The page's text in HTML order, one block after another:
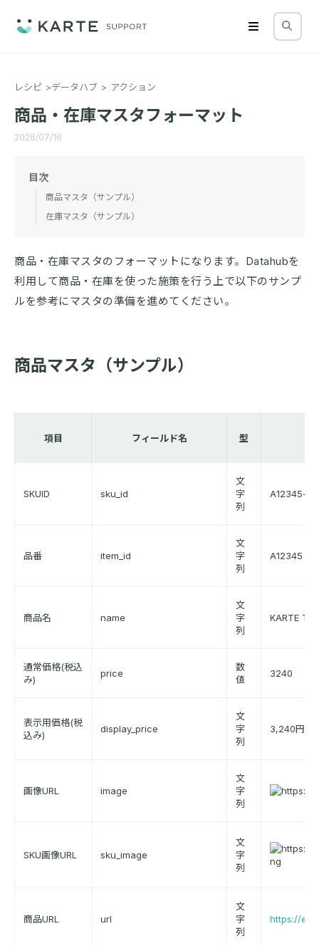
レシピ データハブ アクション
商品・在庫マスタフォーマット
2026/07/16
商品・在庫マスタのフォーマットになります。Datahubを
利用して商品・在庫を使った施策を行う上で以下のサンプ
ルを参考にマスタの準備を進めてください。
商品マスタ（サンプル）
項目 フィールド名 型
SKUID sku_id
文
字
列
A12345-a
品番 item_id
文
字
列
A12345
商品名 name
文
字
列
KARTE T
通常価格(税込
み)
price
数
値
3240
表示用価格(税
込み)
display_price
文
字
列
3,240円（
画像URL image
文
字
列
SKU画像URL sku_image
文
字
列
商品URL url
文
字
列
https://
目次
商品マスタ（サンプル）
在庫マスタ（サンプル）